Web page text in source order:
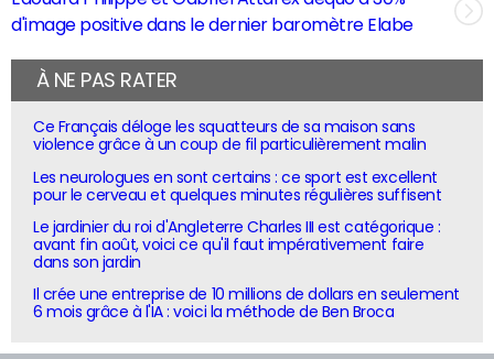
d'image positive dans le dernier baromètre Elabe
À NE PAS RATER
Ce Français déloge les squatteurs de sa maison sans
violence grâce à un coup de fil particulièrement malin
Les neurologues en sont certains : ce sport est excellent
pour le cerveau et quelques minutes régulières suffisent
Le jardinier du roi d'Angleterre Charles III est catégorique :
avant fin août, voici ce qu'il faut impérativement faire
dans son jardin
Il crée une entreprise de 10 millions de dollars en seulement
6 mois grâce à l'IA : voici la méthode de Ben Broca